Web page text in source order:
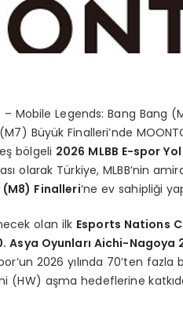
– Mobile Legends: Bang Bang
Büyük Finalleri’nde
bölgeli 2026 MLBB E-spor
olarak Türkiye, MLBB’nin
(M8) Finalleri‘ne ev sahipliği
olan ilk Esports Nations
Asya Oyunları Aichi-Nagoya
2026 yılında 70’ten
(HW) aşma hedeflerine